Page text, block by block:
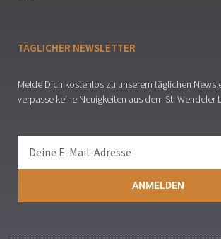
TÄGLICHER NEWSLETTER
Melde Dich kostenlos zu unserem täglichen
verpasse keine Neuigkeiten aus dem St. Wendeler
ANMELDEN